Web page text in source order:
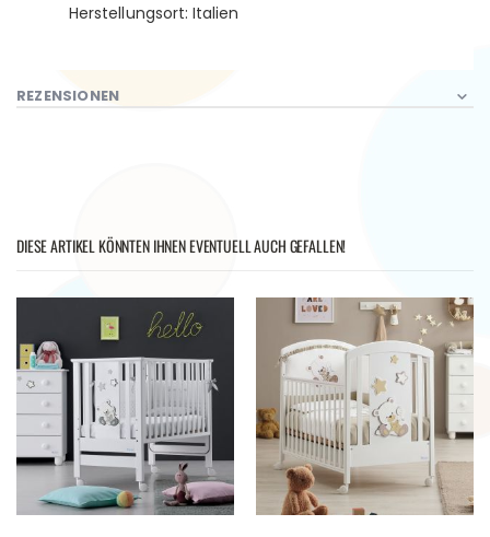
Herstellungsort: Italien
REZENSIONEN
DIESE ARTIKEL KÖNNTEN IHNEN EVENTUELL AUCH GEFALLEN!